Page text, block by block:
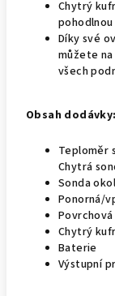
Chytrý
Díky své
můžete
všech
Obsah dodávky:
Teploměr
Chytrá
Sonda
Ponorná/
Chytrý
Baterie
Výstupní